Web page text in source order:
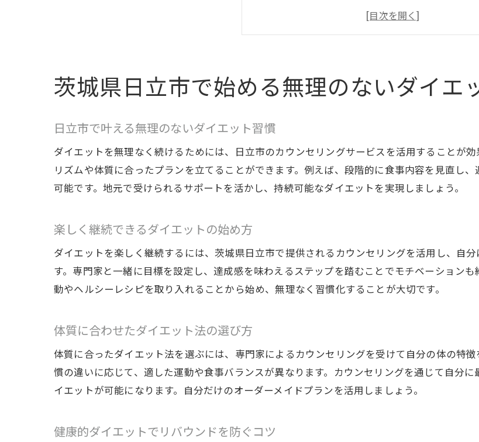
体質に合わせたダイエット法の選び方
健康的ダイエットでリバウンドを防ぐコ
日常に取り入れやすいダイエットサポート
専門家カウンセリングで叶える体質改善
専門家の視点で見直すダイエット習慣
一人ひとりに合った体質改善の進め方
サポート体制で続くダイエットの秘訣
日立市のサポートで続くダイエット生活
挫折しないダイエット環境づくりのポイ
定期的なカウンセリングでモチベーショ
日常と両立できるダイエットプログラム
健康的に痩せたい女性へ贈るカウンセリング
茨城県日立市で始める無理のないダイエ
日立市で叶える無理のないダイエット習慣
ダイエットを無理なく続けるためには、日立市のカウンセリングサービスを活用することが
リズムや体質に合ったプランを立てることができます。例えば、段階的に食事内容を見直し
可能です。地元で受けられるサポートを活かし、持続可能なダイエットを実現しましょう。
楽しく継続できるダイエットの始め方
ダイエットを楽しく継続するには、茨城県日立市で提供されるカウンセリングを活用し、自
す。専門家と一緒に目標を設定し、達成感を味わえるステップを踏むことでモチベーション
動やヘルシーレシピを取り入れることから始め、無理なく習慣化することが大切です。
体質に合わせたダイエット法の選び方
体質に合ったダイエット法を選ぶには、専門家によるカウンセリングを受けて自分の体の特
慣の違いに応じて、適した運動や食事バランスが異なります。カウンセリングを通じて自分
イエットが可能になります。自分だけのオーダーメイドプランを活用しましょう。
健康的ダイエットでリバウンドを防ぐコツ